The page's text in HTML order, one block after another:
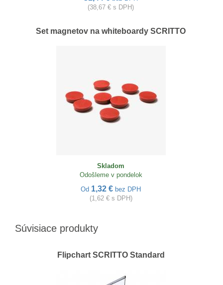
(38,67 € s DPH)
Set magnetov na whiteboardy SCRITTO
Skladom
Odošleme v pondelok
Od 1,32 € bez DPH
(1,62 € s DPH)
Súvisiace produkty
Flipchart SCRITTO Standard